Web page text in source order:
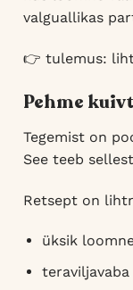
valguallikas
👉 tulemus:
Pehme
Tegemist on
See teeb
Retsept on
üksik
teraviljavaba